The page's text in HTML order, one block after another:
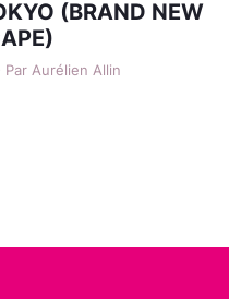
(BRAND NEW
Aurélien Allin